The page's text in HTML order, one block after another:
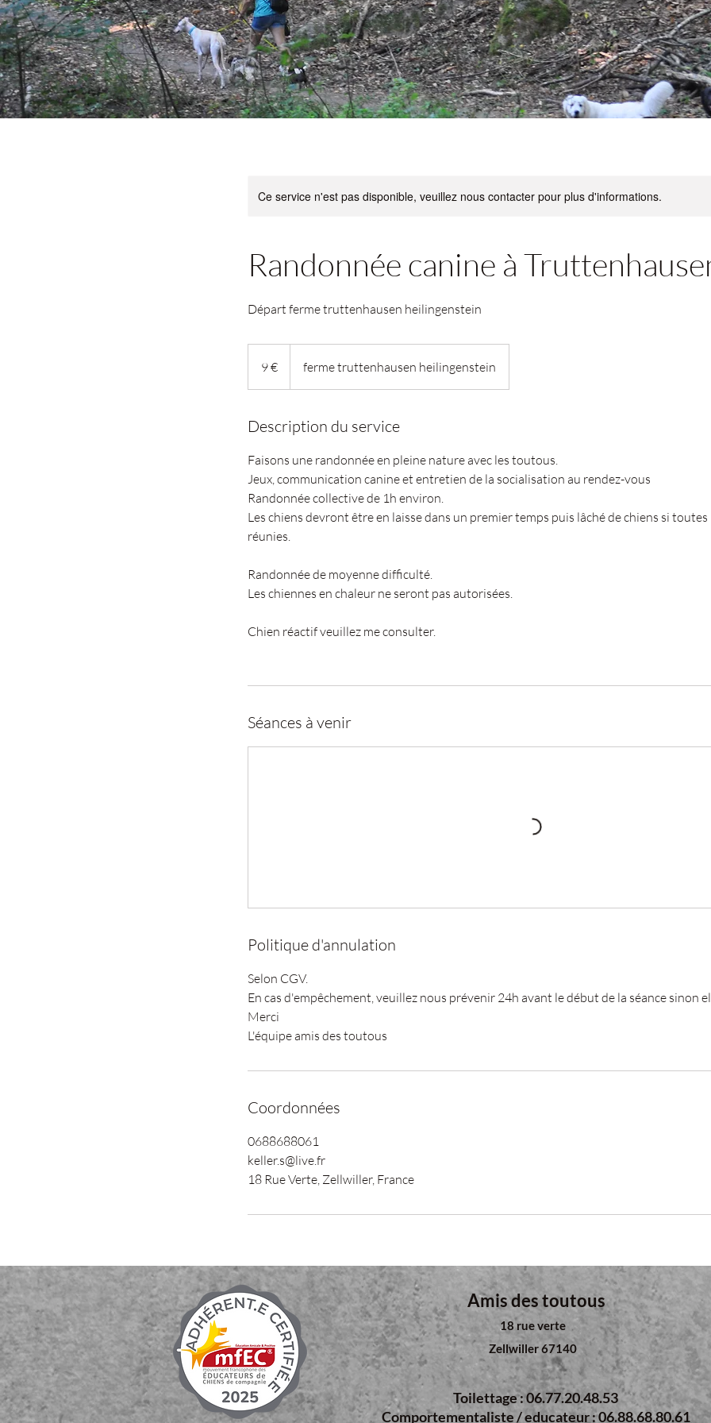
Ce service n'est pas disponible, veuillez nous contacter pour plus d'informations.
Randonnée canine à
Départ ferme truttenhausen heilingenstein
9 € ferme truttenhausen heilingenstein
Description du service
Faisons une randonnée en pleine nature avec les toutous.
Jeux, communication canine et entretien de la socialisation au rendez-vous
Randonnée collective de 1h environ.
Les chiens devront être en laisse dans un premier temps puis lâché de chiens si
réunies.
Randonnée de moyenne difficulté.
Les chiennes en chaleur ne seront pas autorisées.
Chien réactif veuillez me consulter.
Séances à venir
Politique d'annulation
Selon CGV.
En cas d'empêchement, veuillez nous prévenir 24h avant le début de la séance sinon
Merci
L'équipe amis des toutous
Coordonnées
0688688061
keller.s@live.fr
18 Rue Verte, Zellwiller, France
Amis des toutous
18 rue verte
Zellwiller 67140
Toilettage : 06.77.20.48.53
Comportementaliste / educateur : 06.88.68.80.61